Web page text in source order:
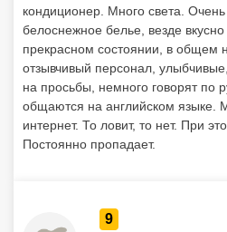
кондиционер. Много света. Очень
белоснежное белье, везде
прекрасном состоянии, в общем
отзывчивый персонал,
на просьбы, немного говорят по
общаются на английском языке.
интернет. То ловит, то нет. При
Постоянно пропадает.
9